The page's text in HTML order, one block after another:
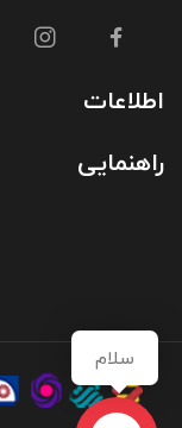
اطلاعات
راهنمایی
سلام